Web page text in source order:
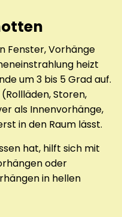
Fenster, Vorhänge
heizt
um 3 bis 5 Grad auf.
Storen,
als Innenvorhänge,
in den Raum lässt.
hat, hilft sich mit
oder
in hellen